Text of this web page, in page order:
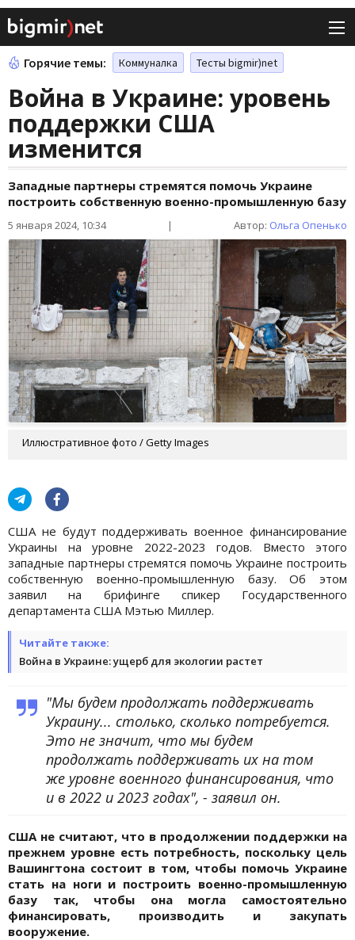
Горячие темы: Коммуналка Тесты bigmir)net
Война в Украине: уровень
поддержки США
изменится
Западные партнеры стремятся помочь Украине
построить собственную военно-промышленную базу
5 января 2024, 10:34 | Автор: Ольга Опенько
Иллюстративное фото / Getty Images
США не будут поддерживать военное финансирование
Украины на уровне 2022-2023 годов. Вместо этого
западные партнеры стремятся помочь Украине построить
собственную военно-промышленную базу. Об этом
заявил на брифинге спикер Государственного
департамента США Мэтью Миллер.
Читайте также:
Война в Украине: ущерб для экологии растет
"Мы будем продолжать поддерживать
Украину... столько, сколько потребуется.
Это не значит, что мы будем
продолжать поддерживать их на том
же уровне военного финансирования, что
и в 2022 и 2023 годах", - заявил он.
США не считают, что в продолжении поддержки на
прежнем уровне есть потребность, поскольку цель
Вашингтона состоит в том, чтобы помочь Украине
стать на ноги и построить военно-промышленную
базу так, чтобы она могла самостоятельно
финансировать, производить и закупать
вооружение.